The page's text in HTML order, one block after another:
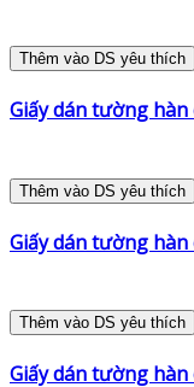
Thêm vào DS yêu thích
Giấy dán tường hàn
Thêm vào DS yêu thích
Giấy dán tường hàn
Thêm vào DS yêu thích
Giấy dán tường hàn